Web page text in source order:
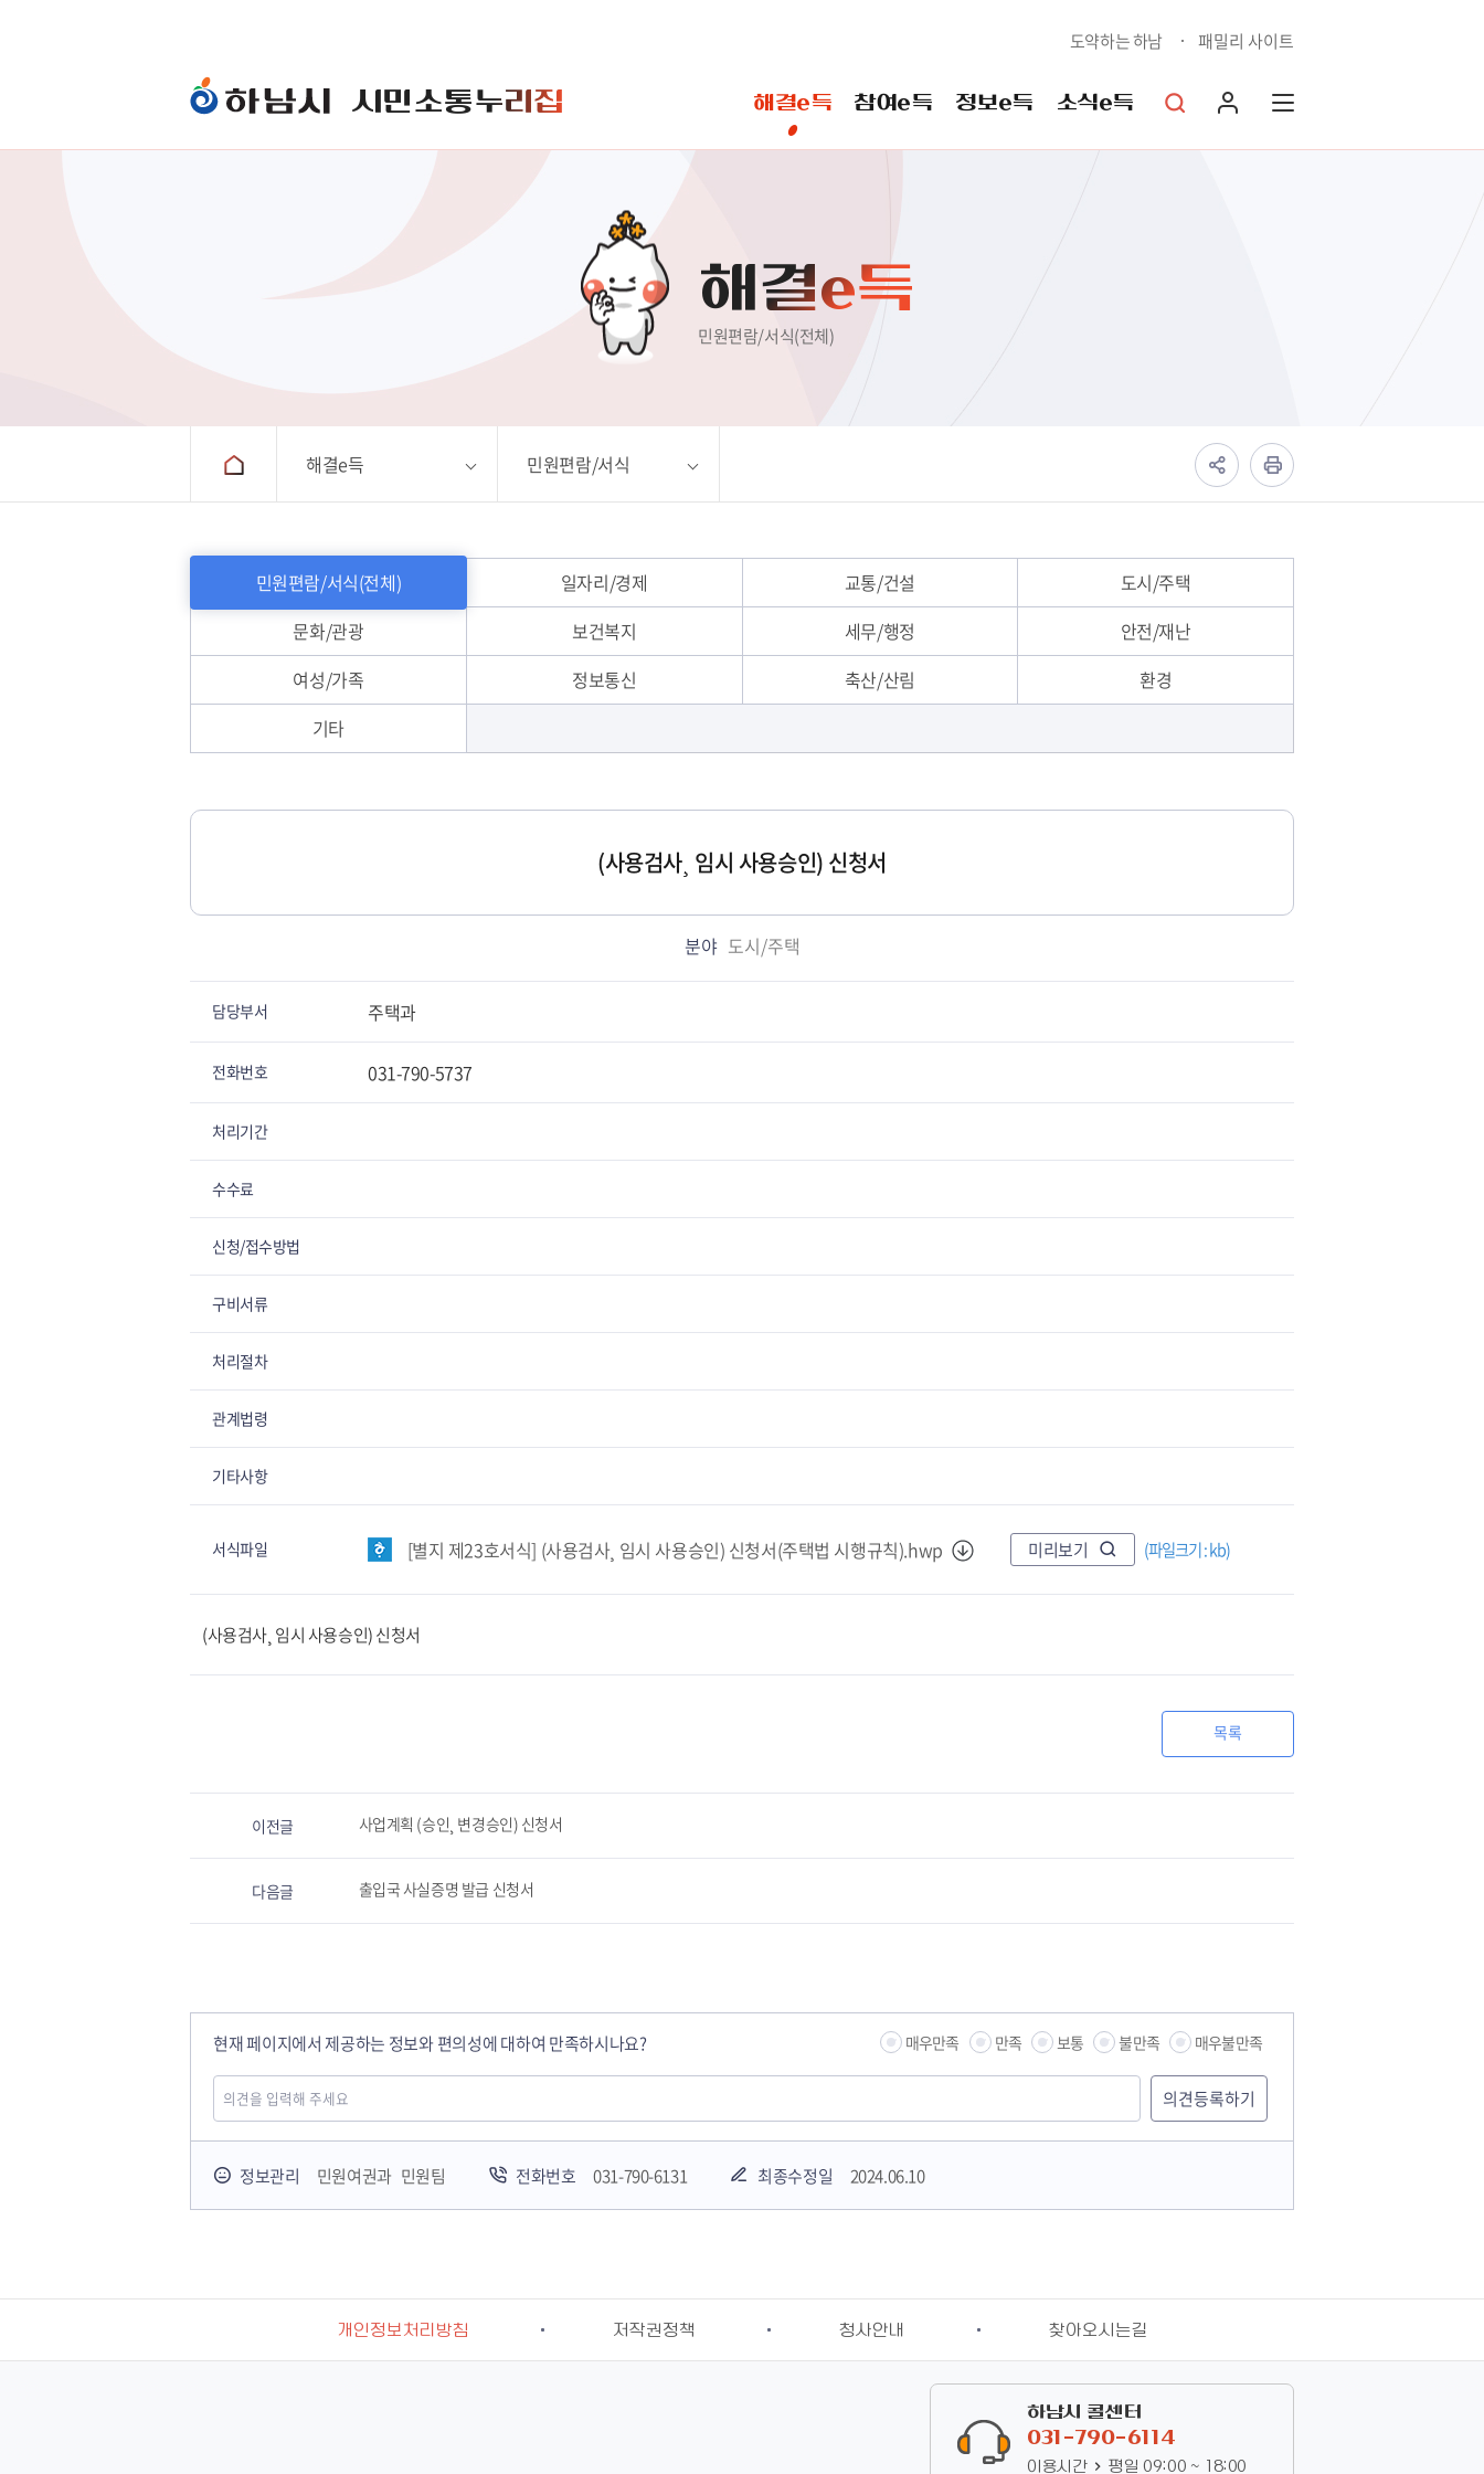
도약하는 하남 패밀리 사이트
시민소통누리집 해결e득
발급∙신고민원 민원편람/서식
참여e득 정보e득 소식e득
해결e득
민원편람/서식(전체)
해결e득 민원편람/서식
민원편람/서식(전체) 일자리/경제 교통/건설
도시/주택
문화/관광
보건복지 세무/행정
안전/재난
여성/가족
정보통신 축산/산림
환경
기타
(사용검사¸ 임시 사용승인) 신청서
분야 도시/주택
담당부서 주택과
전화번호 031-790-5737
처리기간
수수료
신청/접수방법
구비서류
처리절차
관계법령
기타사항
서식파일 [별지 제23호서식] (사용검사¸ 임시 사용승인) 신청서(주택법 시행규칙).hwp 미리보기 (파일크기 : kb)
(사용검사¸ 임시 사용승인) 신청서
목록
이전글 사업계획 (승인¸ 변경승인) 신청서
다음글 출입국 사실증명 발급 신청서
현재 페이지에서 제공하는 정보와 편의성에 대하여 만족하시나요? 매우만족 만족 보통 불만족 매우불만족
정보관리 민원여권과 민원팀 전화번호 031-790-6131 최종수정일 2024.06.10
개인정보처리방침 저작권정책 청사안내 찾아오시는길
하남시 콜센터
031-790-6114
이용시간 평일 09:00 ~ 18:00